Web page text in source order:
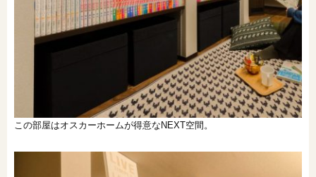
この部屋はオスカーホームが得意なNEXT空間。